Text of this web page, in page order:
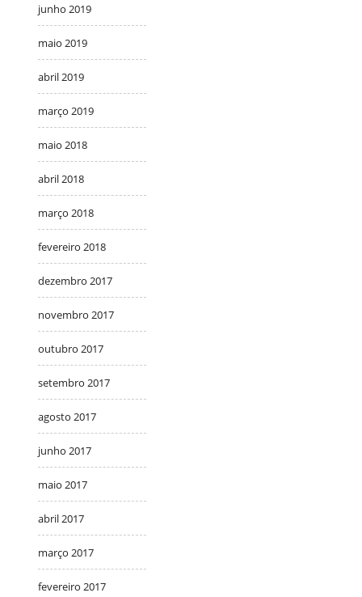
junho 2019
maio 2019
abril 2019
março 2019
maio 2018
abril 2018
março 2018
fevereiro 2018
dezembro 2017
novembro 2017
outubro 2017
setembro 2017
agosto 2017
junho 2017
maio 2017
abril 2017
março 2017
fevereiro 2017